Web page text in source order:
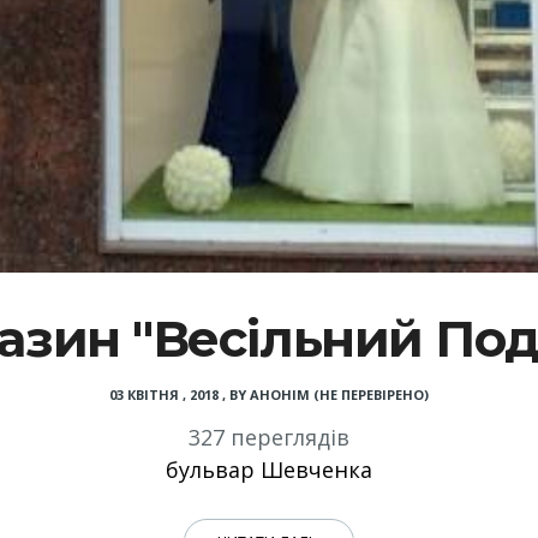
"Весільний
03 КВІТНЯ , 2018 , BY АНОНІМ (НЕ ПЕРЕВІРЕНО)
327 переглядів
бульвар Шевченка